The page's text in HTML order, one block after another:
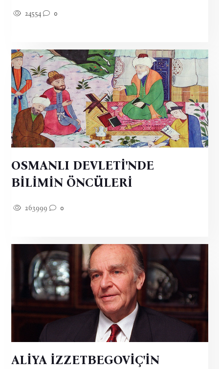
24554 0
OSMANLI DEVLETİ'NDE
BİLİMİN ÖNCÜLERİ
263999 0
ALİYA İZZETBEGOVİÇ'İN